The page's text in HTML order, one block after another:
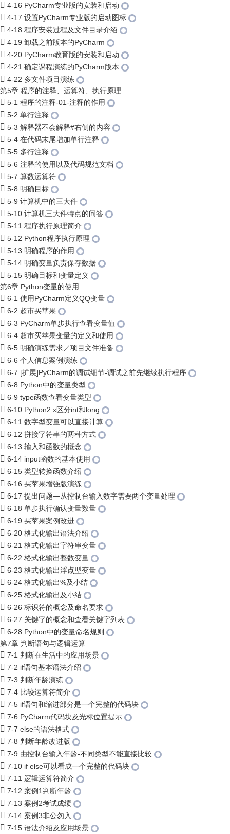
4-16 PyCharm专业版的安装和启动
4-17 设置PyCharm专业版的启动图标
4-18 程序安装过程及文件目录介绍
4-19 卸载之前版本的PyCharm
4-20 PyCharm教育版的安装和启动
4-21 确定课程演练的PyCharm版本
4-22 多文件项目演练
第5章 程序的注释、运算符、执行原理
5-1 程序的注释-01-注释的作用
5-2 单行注释
5-3 解释器不会解释#右侧的内容
5-4 在代码末尾增加单行注释
5-5 多行注释
5-6 注释的使用以及代码规范文档
5-7 算数运算符
5-8 明确目标
5-9 计算机中的三大件
5-10 计算机三大件特点的问答
5-11 程序执行原理简介
5-12 Python程序执行原理
5-13 明确程序的作用
5-14 明确变量负责保存数据
5-15 明确目标和变量定义
第6章 Python变量的使用
6-1 使用PyCharm定义QQ变量
6-2 超市买苹果
6-3 PyCharm单步执行查看变量值
6-4 超市买苹果变量的定义和使用
6-5 明确演练需求／项目文件准备
6-6 个人信息案例演练
6-7 [扩展]PyCharm的调试细节-调试之前先继续执行程序
6-8 Python中的变量类型
6-9 type函数查看变量类型
6-10 Python2.x区分int和long
6-11 数字型变量可以直接计算
6-12 拼接字符串的两种方式
6-13 输入和函数的概念
6-14 input函数的基本使用
6-15 类型转换函数介绍
6-16 买苹果增强版演练
6-17 提出问题—从控制台输入数字需要两个变量处理
6-18 单步执行确认变量数量
6-19 买苹果案例改进
6-20 格式化输出语法介绍
6-21 格式化输出字符串变量
6-22 格式化输出整数变量
6-23 格式化输出浮点型变量
6-24 格式化输出%及小结
6-25 格式化输出及小结
6-26 标识符的概念及命名要求
6-27 关键字的概念和查看关键字列表
6-28 Python中的变量命名规则
第7章 判断语句与逻辑运算
7-1 判断在生活中的应用场景
7-2 if语句基本语法介绍
7-3 判断年龄演练
7-4 比较运算符简介
7-5 if语句和缩进部分是一个完整的代码块
7-6 PyCharm代码块及光标位置提示
7-7 else的语法格式
7-8 判断年龄改进版
7-9 由控制台输入年龄-不同类型不能直接比较
7-10 if else可以看成一个完整的代码块
7-11 逻辑运算符简介
7-12 案例1判断年龄
7-13 案例2考试成绩
7-14 案例3非公勿入
7-15 语法介绍及应用场景